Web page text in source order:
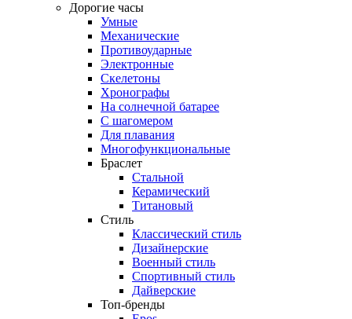
Дорогие часы
Умные
Механические
Противоударные
Электронные
Скелетоны
Хронографы
На солнечной батарее
С шагомером
Для плавания
Многофункциональные
Браслет
Стальной
Керамический
Титановый
Стиль
Классический стиль
Дизайнерские
Военный стиль
Спортивный стиль
Дайверские
Топ-бренды